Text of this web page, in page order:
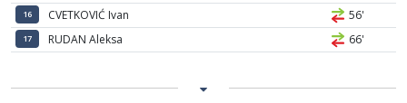
16 CVETKOVIĆ Ivan 56'
17 RUDAN Aleksa 66'